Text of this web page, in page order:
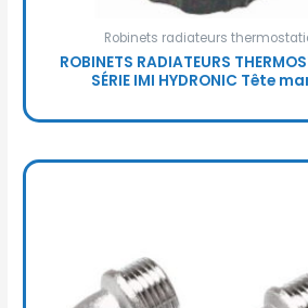
Robinets radiateurs
ROBINETS RADIATEURS
SÉRIE IMI HYDRONIC Tête